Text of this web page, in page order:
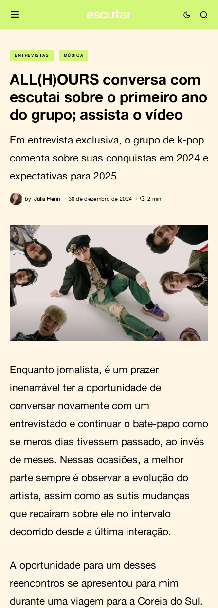
ENTREVISTAS MÚSICA
ALL(H)OURS conversa com
escutai sobre o primeiro ano
do grupo; assista o vídeo
Em entrevista exclusiva, o grupo de k-pop
comenta sobre suas conquistas em 2024 e
expectativas para 2025
by Júlia Henn 30 de dezembro de 2024 2 min
Enquanto jornalista, é um prazer
inenarrável ter a oportunidade de
conversar novamente com um
entrevistado e continuar o bate-papo como
se meros dias tivessem passado, ao invés
de meses. Nessas ocasiões, a melhor
parte sempre é observar a evolução do
artista, assim como as sutis mudanças
que recaíram sobre ele no intervalo
decorrido desde a última interação.
A oportunidade para um desses
reencontros se apresentou para mim
durante uma viagem para a Coreia do Sul.